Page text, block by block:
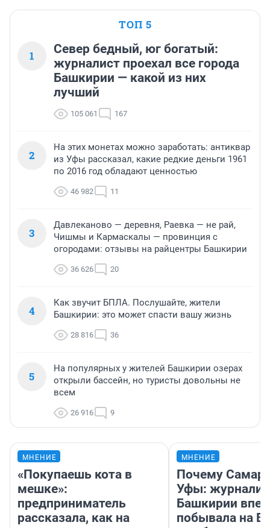
ТОП 5
1
Север бедный, юг богатый:
журналист проехал все города
Башкирии — какой из них
лучший
105 061 167
2
На этих монетах можно заработать: антиквар
из Уфы рассказал, какие редкие деньги 1961
по 2016 год обладают ценностью
46 982 11
3
Давлеканово — деревня, Раевка — не рай,
Чишмы и Кармаскалы — провинция с
огородами: отзывы на райцентры Башкирии
36 626 20
4
Как звучит БПЛА. Послушайте, жители
Башкирии: это может спасти вашу жизнь
28 816 36
5
На популярных у жителей Башкирии озерах
открыли бассейн, но туристы довольны не
всем
26 916 9
МНЕНИЕ
«Покупаешь кота в
мешке»:
предприниматель
рассказала, как на
МНЕНИЕ
Почему
Уфы:
Башкирии
побывала на